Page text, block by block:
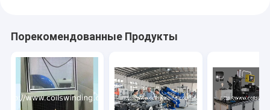
Порекомендованные Продукты